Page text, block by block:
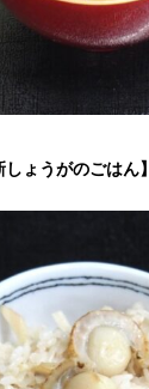
しょうがのごはん】